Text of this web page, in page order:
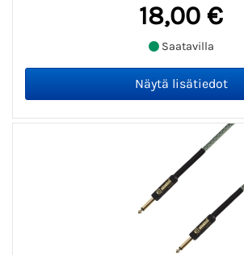
18,00 €
Saatavilla